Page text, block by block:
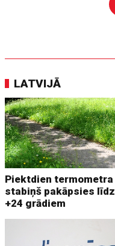
LATVIJĀ
Piektdien termometra
stabiņš pakāpsies līdz
+24 grādiem